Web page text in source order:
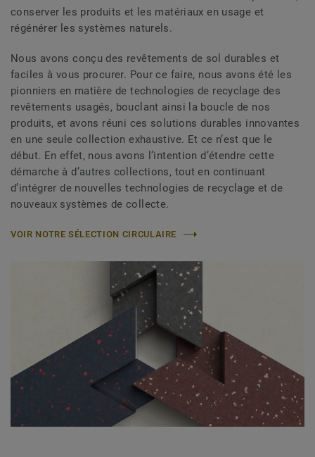
conserver les produits et les matériaux en usage et
régénérer les systèmes naturels.
Nous avons conçu des revêtements de sol durables et
faciles à vous procurer. Pour ce faire, nous avons été les
pionniers en matière de technologies de recyclage des
revêtements usagés, bouclant ainsi la boucle de nos
produits, et avons réuni ces solutions durables innovantes
en une seule collection exhaustive. Et ce n’est que le
début. En effet, nous avons l’intention d’étendre cette
démarche à d’autres collections, tout en continuant
d’intégrer de nouvelles technologies de recyclage et de
nouveaux systèmes de collecte.
VOIR NOTRE SÉLECTION CIRCULAIRE